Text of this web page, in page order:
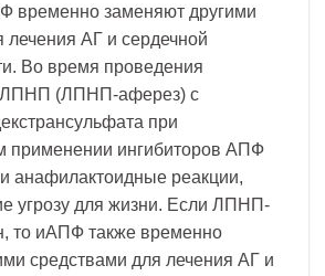
временно заменяют другими
лечения АГ и сердечной
Во время проведения
ЛПНП (ЛПНП-аферез) с
при
применении ингибиторов АПФ
анафилактоидные реакции,
угрозу для жизни. Если ЛПНП-
то иАПФ также временно
средствами для лечения АГ и